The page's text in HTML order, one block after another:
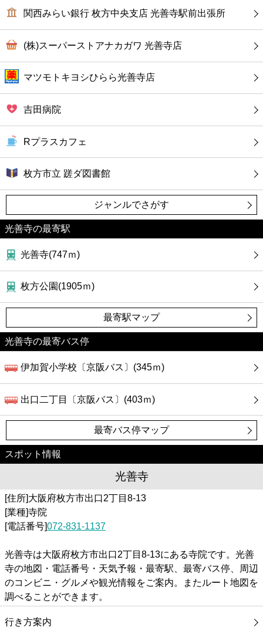
ホテル
関西みらい銀行 枚方中央支店 光善寺駅前出張所
(株)スーパーストアナカガワ 光善寺店
マツモトキヨシひらら光善寺店
吉田病院
Rプラスカフェ
枚方市立 蹉ダ図書館
ジャンルでさがす
光善寺の最寄駅
光善寺(747ｍ)
枚方公園(1905ｍ)
最寄駅マップ
光善寺の最寄バス停
伊加賀小学校〔京阪バス〕(345ｍ)
出口二丁目〔京阪バス〕(403ｍ)
最寄バス停マップ
スポット情報
光善寺
[住所]大阪府枚方市出口2丁目8-13
[業種]寺院
[電話番号]072-831-1137
光善寺は大阪府枚方市出口2丁目8-13にある寺院です。光善
寺の地図・電話番号・天気予報・最寄駅、最寄バス停、周辺
のコンビニ・グルメや観光情報をご案内。またルート地図を
調べることができます。
行き方案内